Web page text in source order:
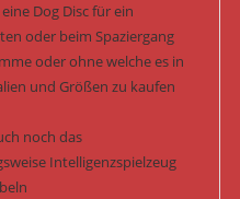
Dog Disc für ein
oder beim Spaziergang
oder ohne welche es in
und Größen zu kaufen
noch das
Intelligenzspielzeug